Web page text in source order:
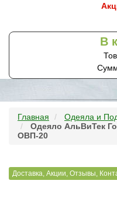
В
Главная Одеяла и
Одеяло АльВиТек
ОВП-20
Доставка, Акции, Отзывы,